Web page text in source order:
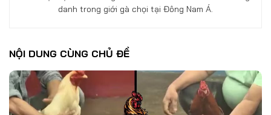
danh trong giới gà chọi tại Đông Nam Á.
NỘI DUNG CÙNG CHỦ ĐỀ